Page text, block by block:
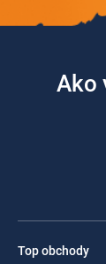
Ako
Top obchody